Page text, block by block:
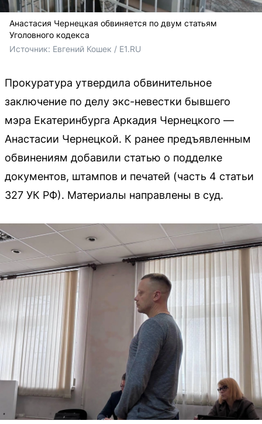
Анастасия Чернецкая обвиняется по двум статьям
Уголовного кодекса
Источник: Евгений Кошек / E1.RU
Прокуратура утвердила обвинительное
заключение по делу экс-невестки бывшего
мэра Екатеринбурга Аркадия Чернецкого —
Анастасии Чернецкой. К ранее предъявленным
обвинениям добавили статью о подделке
документов, штампов и печатей (часть 4 статьи
327 УК РФ). Материалы направлены в суд.